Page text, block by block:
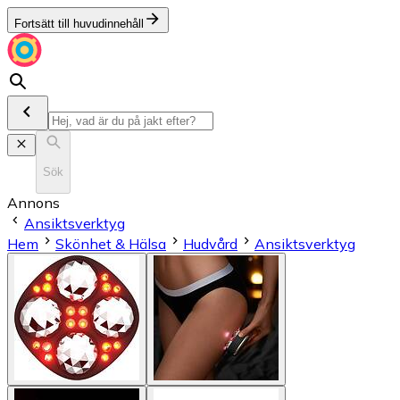
Fortsätt till huvudinnehåll
Sök
Annons
Ansiktsverktyg
Hem
Skönhet & Hälsa Hudvård Ansiktsverktyg